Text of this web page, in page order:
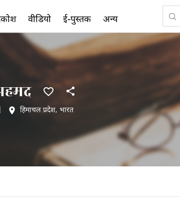
हिमाचल प्रदेश, भारत
वीडियो ई-पुस्तक अन्य